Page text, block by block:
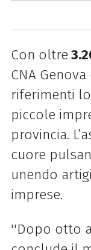
Con oltre
CNA
riferimenti
piccole
provincia.
cuore
unendo
imprese.
''Dopo otto